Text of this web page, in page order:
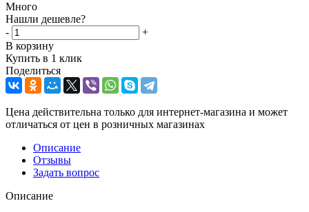
Много
Нашли дешевле?
-
+
В корзину
Купить в 1 клик
Поделиться
Цена действительна только для интернет-магазина и может
отличаться от цен в розничных магазинах
Описание
Отзывы
Задать вопрос
Описание